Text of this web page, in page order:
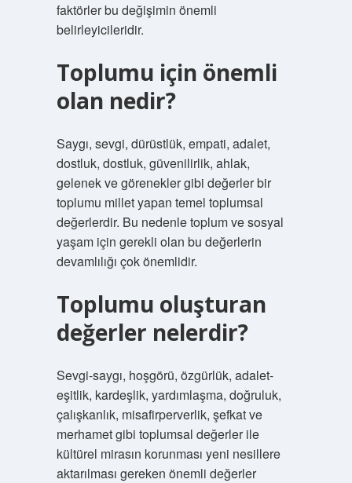
faktörler bu değişimin önemli
belirleyicileridir.
Toplumu için önemli
olan nedir?
Saygı, sevgi, dürüstlük, empati, adalet,
dostluk, dostluk, güvenilirlik, ahlak,
gelenek ve görenekler gibi değerler bir
toplumu millet yapan temel toplumsal
değerlerdir. Bu nedenle toplum ve sosyal
yaşam için gerekli olan bu değerlerin
devamlılığı çok önemlidir.
Toplumu oluşturan
değerler nelerdir?
Sevgi-saygı, hoşgörü, özgürlük, adalet-
eşitlik, kardeşlik, yardımlaşma, doğruluk,
çalışkanlık, misafirperverlik, şefkat ve
merhamet gibi toplumsal değerler ile
kültürel mirasın korunması yeni nesillere
aktarılması gereken önemli değerler